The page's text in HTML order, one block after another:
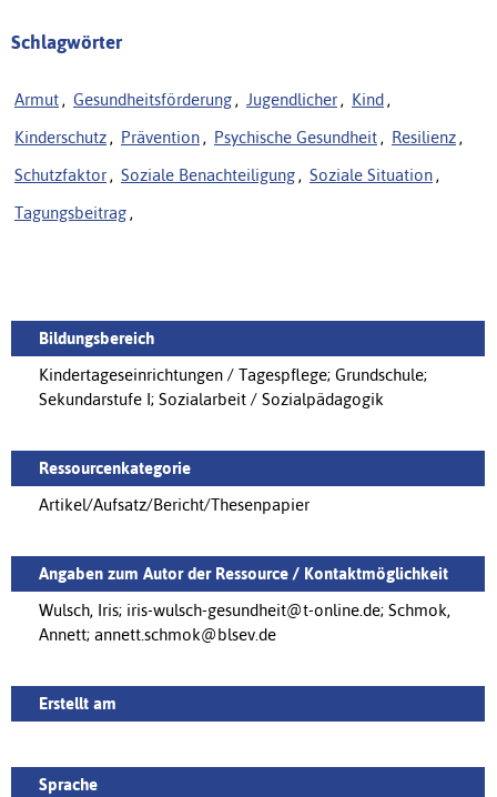
Schlagwörter
Armut , Gesundheitsförderung , Jugendlicher , Kind ,
Kinderschutz , Prävention , Psychische Gesundheit , Resilienz ,
Schutzfaktor , Soziale Benachteiligung , Soziale Situation ,
Tagungsbeitrag ,
Bildungsbereich
Kindertageseinrichtungen / Tagespflege; Grundschule;
Sekundarstufe I; Sozialarbeit / Sozialpädagogik
Ressourcenkategorie
Artikel/Aufsatz/Bericht/Thesenpapier
Angaben zum Autor der Ressource / Kontaktmöglichkeit
Wulsch, Iris; iris-wulsch-gesundheit@t-online.de; Schmok,
Annett; annett.schmok@blsev.de
Erstellt am
Sprache